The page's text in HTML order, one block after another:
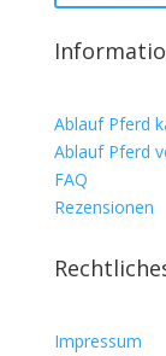
Ablauf Pferd
Ablauf Pferd
FAQ
Rezensionen
Impressum